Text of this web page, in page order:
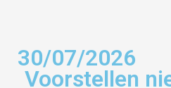
30/07/2026
Voorstellen